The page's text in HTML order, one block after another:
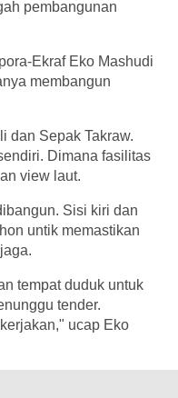
pembangunan
Ekraf Eko Mashudi
membangun
dan Sepak Takraw.
Dimana fasilitas
view laut.
Sisi kiri dan
untik memastikan
tempat duduk untuk
tender.
ucap Eko